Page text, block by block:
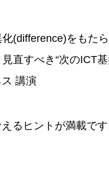
(difference)をもた
べき“次のICT基
講演
るヒントが満載です